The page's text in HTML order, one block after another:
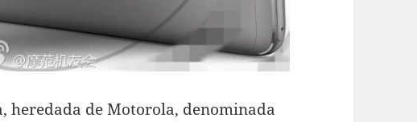
heredada de Motorola, denominada